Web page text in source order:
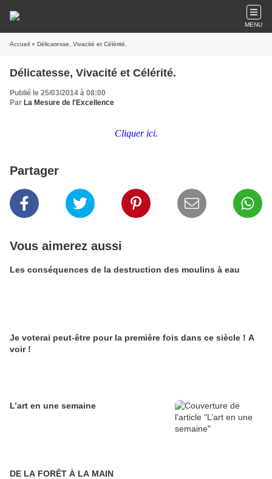
MENU
Accueil » Délicatesse, Vivacité et Célérité.
Délicatesse, Vivacité et Célérité.
Publié le 25/03/2014 à 08:00
Par La Mesure de l'Excellence
Cliquer ici.
Partager
Vous aimerez aussi
Les conséquences de la destruction des moulins à eau
Je voterai peut-être pour la première fois dans ce siècle ! A
voir !
L’art en une semaine
DE LA FORÊT À LA MAIN